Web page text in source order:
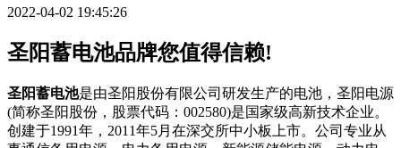
2022-04-02 19:45:26
圣阳蓄电池品牌您值得信赖!
圣阳蓄电池是由圣阳股份有限公司研发生产的电池，圣阳电源
(简称圣阳股份，股票代码：002580)是国家级高新技术企业。
创建于1991年，2011年5月在深交所中小板上市。公司专业从